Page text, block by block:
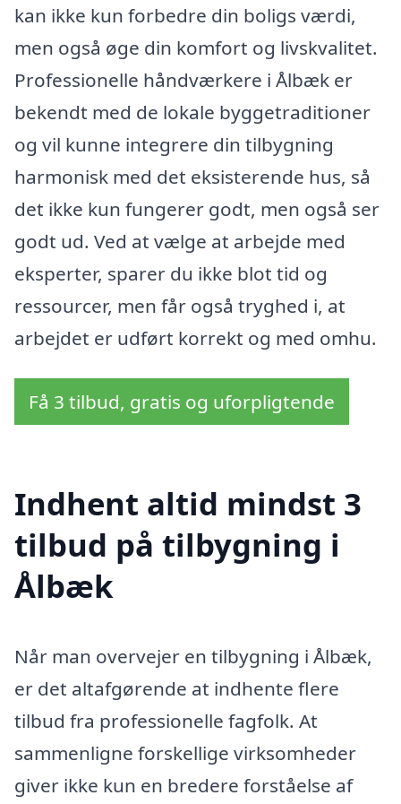
kan ikke kun forbedre din boligs værdi,
men også øge din komfort og livskvalitet.
Professionelle håndværkere i Ålbæk er
bekendt med de lokale byggetraditioner
og vil kunne integrere din tilbygning
harmonisk med det eksisterende hus, så
det ikke kun fungerer godt, men også ser
godt ud. Ved at vælge at arbejde med
eksperter, sparer du ikke blot tid og
ressourcer, men får også tryghed i, at
arbejdet er udført korrekt og med omhu.
Få 3 tilbud, gratis og uforpligtende
Indhent altid mindst 3
tilbud på tilbygning i
Ålbæk
Når man overvejer en tilbygning i Ålbæk,
er det altafgørende at indhente flere
tilbud fra professionelle fagfolk. At
sammenligne forskellige virksomheder
giver ikke kun en bredere forståelse af